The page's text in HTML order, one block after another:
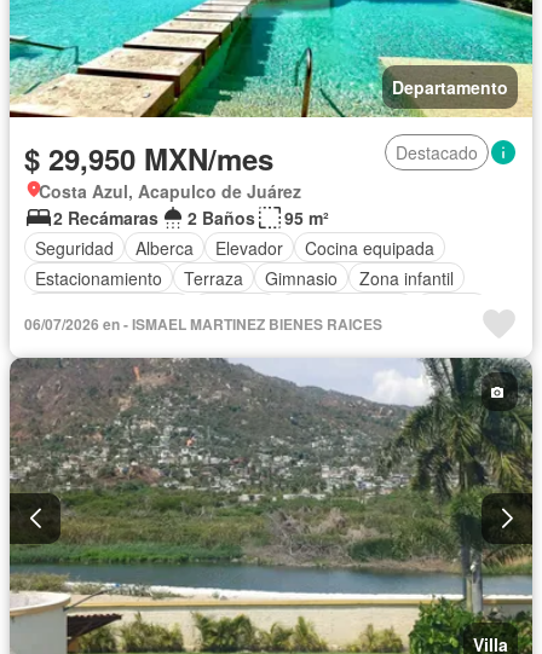
Departamento
$ 29,950 MXN/mes
Destacado
Costa Azul, Acapulco de Juárez
2 Recámaras
2 Baños
95 m²
Seguridad
Alberca Elevador
Cocina equipada
Estacionamiento
Terraza Gimnasio
Zona infantil
Acceso para personas con discapacidad
Sala polivalente
Circuito cerrado de televisión
Cuarto de Limpieza
Agua Jacuzzi
Gas natural
Asador
Vista panorámica
Recámara con closet
Caseta de vigilancia
Conserje
Completamente amueblado
06/07/2026 en - ISMAEL MARTINEZ BIENES RAICES
Villa